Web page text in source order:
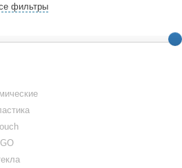
фильтры